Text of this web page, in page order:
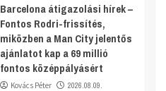
Barcelona átigazolási hírek –
Fontos Rodri-frissítés,
miközben a Man City jelentős
ajánlatot kap a 69 millió
fontos középpályásért
Kovács Péter 2026.08.09.